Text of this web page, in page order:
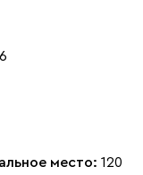
место: 120